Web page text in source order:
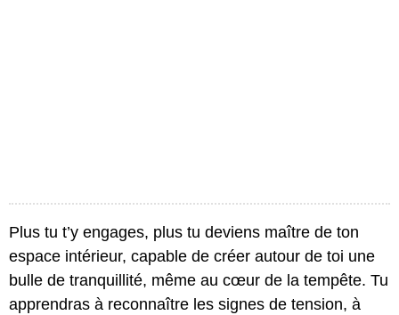
Plus tu t’y engages, plus tu deviens maître de ton
espace intérieur, capable de créer autour de toi une
bulle de tranquillité, même au cœur de la tempête. Tu
apprendras à reconnaître les signes de tension, à